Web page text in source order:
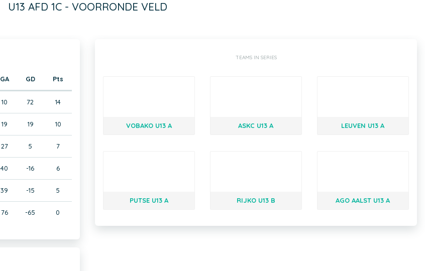
U13 AFD 1C - VOORRONDE VELD
GA GD Pts
10 72 14
19 19 10
27 5 7
40 -16 6
39 -15 5
76 -65 0
TEAMS IN SERIES
VOBAKO U13 A ASKC U13 A LEUVEN U13 A
PUTSE U13 A RIJKO U13 B AGO AALST U13 A